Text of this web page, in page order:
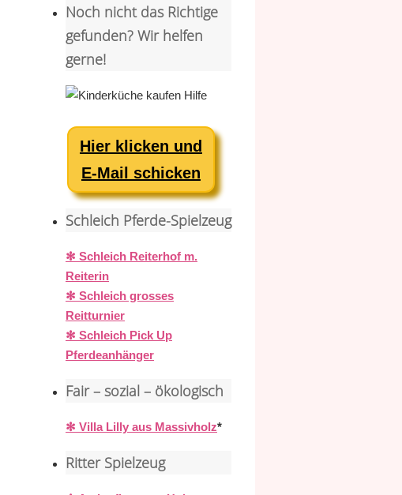
Noch nicht das Richtige
gefunden? Wir helfen
gerne!
Hier klicken und
E-Mail schicken
Schleich Pferde-Spielzeug
✻ Schleich Reiterhof m.
Reiterin
✻ Schleich grosses
Reitturnier
✻ Schleich Pick Up
Pferdeanhänger
Fair – sozial – ökologisch
✻ Villa Lilly aus Massivholz*
Ritter Spielzeug